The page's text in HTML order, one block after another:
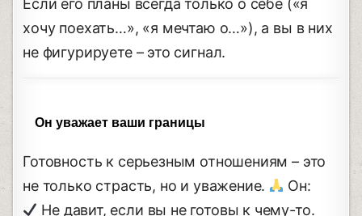
хочу поехать…», «я мечтаю о…»), а вы в них
не фигурируете – это сигнал.
Он уважает ваши границы
Готовность к серьезным отношениям – это
не только страсть, но и уважение.
Он:
Не давит, если вы не готовы к чему-то.